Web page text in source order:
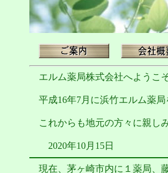
エルム薬局株式会社へようこそ
平成16年7月に浜竹エルム薬局
これからも地元の方々に親し
2020年10月15日
現在、茅ヶ崎市内に１薬局、